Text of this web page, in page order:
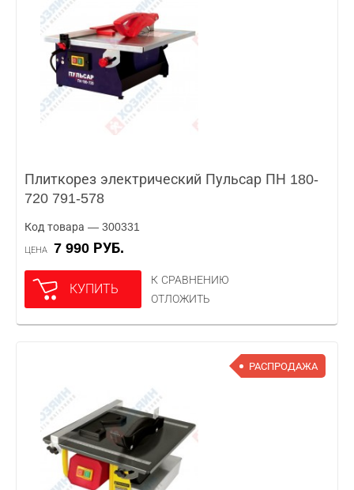
Плиткорез электрический Пульсар ПН 180-
720 791-578
Код товара — 300331
ЦЕНА 7 990 РУБ.
КУПИТЬ
К СРАВНЕНИЮ
ОТЛОЖИТЬ
РАСПРОДАЖА